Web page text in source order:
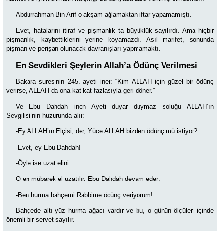
Abdurrahman Bin Arif o akşam ağlamaktan iftar yapamamıştı.
Evet, hatalarını itiraf ve pişmanlık ta büyüklük sayılırdı. Ama hiçbir
pişmanlık, kaybettiklerini yerine koyamazdı. Asıl marifet, sonunda
pişman ve perişan olunacak davranışları yapmamaktı.
En Sevdikleri Şeylerin Allah’a Ödünç Verilmesi
Bakara suresinin 245. ayeti iner: “Kim ALLAH için güzel bir ödünç
verirse, ALLAH da ona kat kat fazlasıyla geri döner.”
Ve Ebu Dahdah inen Ayeti duyar duymaz soluğu ALLAH’ın
Sevgilisi’nin huzurunda alır:
-Ey ALLAH’ın Elçisi, der, Yüce ALLAH bizden ödünç mü istiyor?
-Evet, ey Ebu Dahdah!
-Öyle ise uzat elini.
O en mübarek el uzatılır. Ebu Dahdah devam eder:
-Ben hurma bahçemi Rabbime ödünç veriyorum!
Bahçede altı yüz hurma ağacı vardır ve bu, o günün ölçüleri içinde
önemli bir servet sayılır.